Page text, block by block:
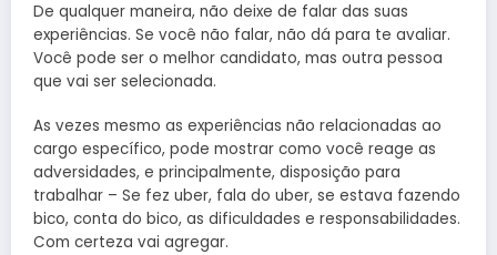
De qualquer maneira, não deixe de falar das suas
experiências. Se você não falar, não dá para te avaliar.
Você pode ser o melhor candidato, mas outra pessoa
que vai ser selecionada.
As vezes mesmo as experiências não relacionadas ao
cargo específico, pode mostrar como você reage as
adversidades, e principalmente, disposição para
trabalhar – Se fez uber, fala do uber, se estava fazendo
bico, conta do bico, as dificuldades e responsabilidades.
Com certeza vai agregar.